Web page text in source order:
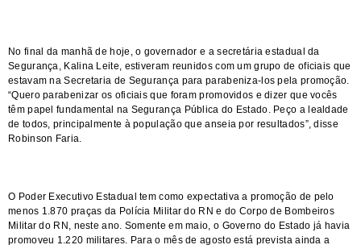
No final da manhã de hoje, o governador e a secretária estadual da
Segurança, Kalina Leite, estiveram reunidos com um grupo de oficiais que
estavam na Secretaria de Segurança para parabeniza-los pela promoção.
“Quero parabenizar os oficiais que foram promovidos e dizer que vocês
têm papel fundamental na Segurança Pública do Estado. Peço a lealdade
de todos, principalmente à população que anseia por resultados”, disse
Robinson Faria.
O Poder Executivo Estadual tem como expectativa a promoção de pelo
menos 1.870 praças da Polícia Militar do RN e do Corpo de Bombeiros
Militar do RN, neste ano. Somente em maio, o Governo do Estado já havia
promoveu 1.220 militares. Para o mês de agosto está prevista ainda a